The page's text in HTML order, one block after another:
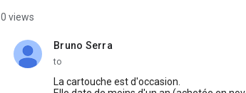
0 views
Bruno Serra
unread,
to
La cartouche est d'occasion.